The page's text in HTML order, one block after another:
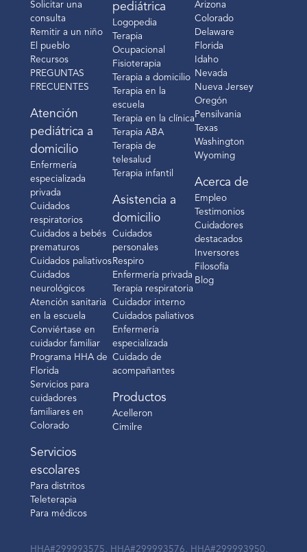
Solicitar una
consulta
Remitir a un niño
El pueblo
Recursos
PREGUNTAS
FRECUENTES
Atención
pediátrica a
domicilio
Enfermería
especializada
privada
Cuidados
respiratorios
Cuidados a bebés
prematuros
Cuidados paliativos
Cuidados
neurológicos
Atención sanitaria
en la escuela
Conviértase en
cuidador familiar
Programa HHA de
Florida
Servicios para
cuidadores
familiares en
Colorado
Servicios
escolares
Para distritos
Teleterapia
Para médicos
pediátrica
Logopedia
Terapia
Ocupacional
Fisioterapia
Terapia a domicilio
Terapia en la
escuela
Terapia en la clínica
Terapia ABA
Terapia de
telesalud
Terapia infantil
Asistencia a
domicilio
Cuidados
personales
Respiro
Enfermería privada
Terapia respiratoria
Cuidador interno
Cuidados paliativos
Enfermería
especializada
Cuidado de
acompañantes
Productos
Acelleron
Cimilre
Arizona
Colorado
Delaware
Florida
Idaho
Nevada
Nueva Jersey
Oregón
Pensilvania
Texas
Washington
Wyoming
Acerca de
Empleo
Testimonios
Cuidadores
destacados
Inversores
Filosofía
Blog
HHA#299993575, HHA#299993576, HHA#299993950,